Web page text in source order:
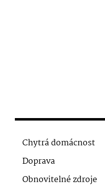
Chytrá domácnost
Doprava
Obnovitelné zdroje